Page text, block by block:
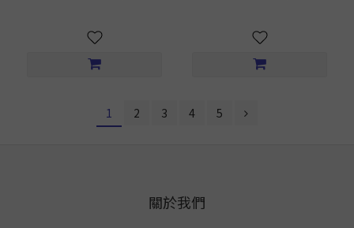
1 2 3 4 5
關於我們